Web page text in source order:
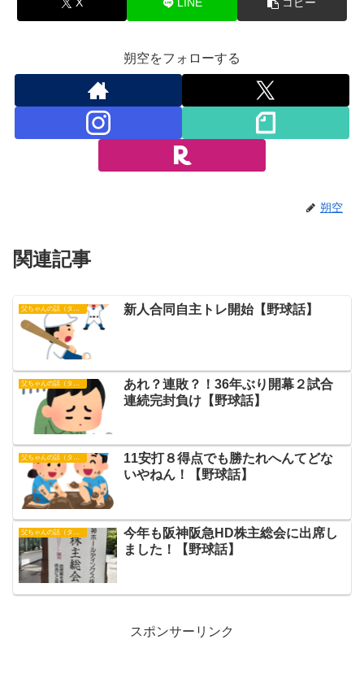
X LINE コピー
朔空をフォローする
朔空
関連記事
父ちゃんの話（タイガース） 新人合同自主トレ開始【野球話】
あれ？連敗？！36年ぶり開幕２試合
連続完封負け【野球話】
父ちゃんの話（タイガース）
11安打８得点でも勝たれへんてどな
いやねん！【野球話】
父ちゃんの話（タイガース）
今年も阪神阪急HD株主総会に出席し
ました！【野球話】
スポンサーリンク